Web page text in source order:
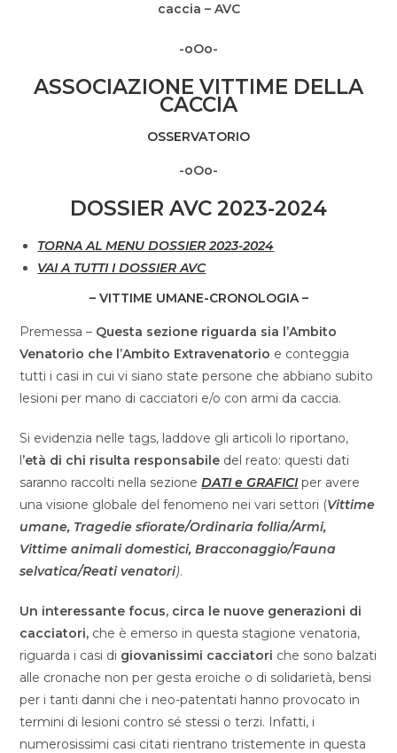
caccia – AVC
-oOo-
ASSOCIAZIONE VITTIME DELLA
CACCIA
OSSERVATORIO
-oOo-
DOSSIER AVC 2023-2024
TORNA AL MENU DOSSIER 2023-2024
VAI A TUTTI I DOSSIER AVC
– VITTIME UMANE-CRONOLOGIA –
Premessa – Questa sezione riguarda sia l’Ambito
Venatorio che l’Ambito Extravenatorio e conteggia
tutti i casi in cui vi siano state persone che abbiano subito
lesioni per mano di cacciatori e/o con armi da caccia.
Si evidenzia nelle tags, laddove gli articoli lo riportano,
l’età di chi risulta responsabile del reato: questi dati
saranno raccolti nella sezioneDATI e GRAFICIper avere
una visione globale del fenomeno nei vari settori (Vittime
umane, Tragedie sfiorate/Ordinaria follia/Armi,
Vittime animali domestici, Bracconaggio/Fauna
selvatica/Reati venatori).
Un interessante focus, circa le nuove generazioni di
cacciatori, che è emerso in questa stagione venatoria,
riguarda i casi di giovanissimi cacciatori che sono balzati
alle cronache non per gesta eroiche o di solidarietà, bensi
per i tanti danni che i neo-patentati hanno provocato in
termini di lesioni contro sé stessi o terzi. Infatti, i
numerosissimi casi citati rientrano tristemente in questa